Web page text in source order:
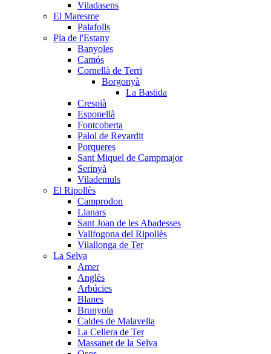
Viladasens
El Maresme
Palafolls
Pla de l'Estany
Banyoles
Camós
Cornellà de Terri
Borgonyà
La Bastida
Crespià
Esponellà
Fontcoberta
Palol de Revardit
Porqueres
Sant Miquel de Campmajor
Serinyà
Vilademuls
El Ripollès
Camprodon
Llanars
Sant Joan de les Abadesses
Vallfogona del Ripollès
Vilallonga de Ter
La Selva
Amer
Anglès
Arbúcies
Blanes
Brunyola
Caldes de Malavella
La Cellera de Ter
Massanet de la Selva